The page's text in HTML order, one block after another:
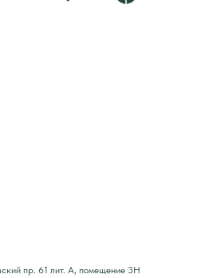
пр. 61 лит. А, помещение 3Н